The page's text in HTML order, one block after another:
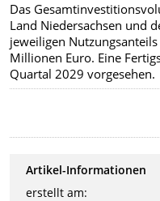
Das
Land Niedersachsen und
jeweiligen
Millionen Euro. Eine
Quartal 2029 vorgesehen.
Artikel-Informationen
erstellt am: